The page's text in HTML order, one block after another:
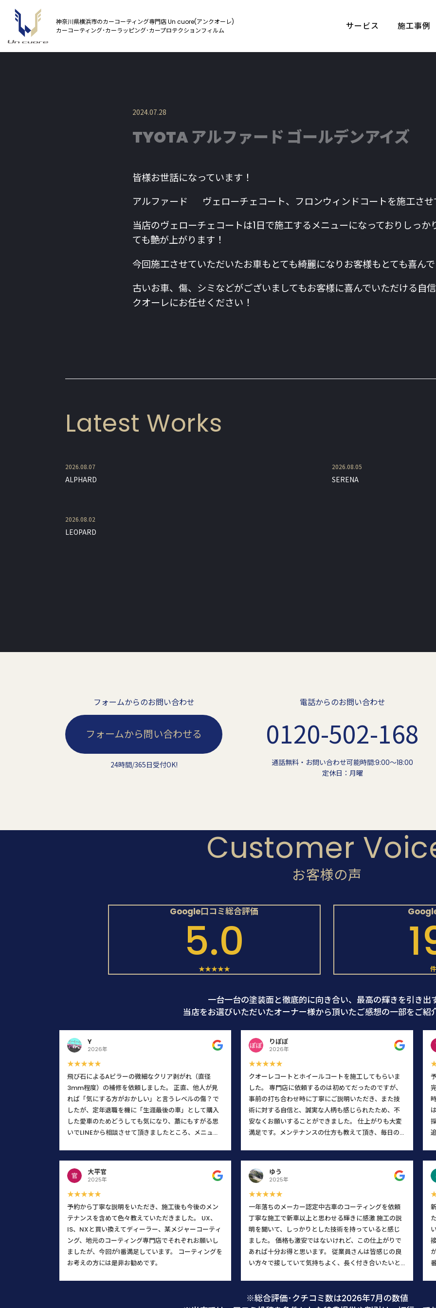
神奈川県横浜市のカーコーティング専門店 Un cuore(アンクオーレ)
カーコーティング･カーラッピング･カープロテクションフィルム
サービス 施工事例
2024.07.28
TYOTA アルファード ゴールデンアイズ
皆様お世話になっています！
アルファード ヴェローチェコート、フロンウィンドコートを施工させ
当店のヴェローチェコートは1日で施工するメニューになっておりしっか
ても艶が上がります！
今回施工させていただいたお車もとても綺麗になりお客様もとても喜ん
古いお車、傷、シミなどがございましてもお客様に喜んでいただける自
クオーレにお任せください！
Latest Works
2026.08.07
ALPHARD
2026.08.05
SERENA
2026.08.02
LEOPARD
フォームからのお問い合わせ
フォームから問い合わせる
24時間/365日受付OK!
電話からのお問い合わせ
0120-502-168
通話無料・お問い合わせ可能時間:9:00〜18:00
定休日：月曜
Customer
お客様の声
Google口コミ総合評価
5.0
★★★★★
一台一台の塗装面と徹底的に向き合い、最高の輝きを引き出
当店をお選びいただいたオーナー様から頂いたご感想の一部をご紹
Y
2026年
★★★★★
飛び石によるAピラーの微細なクリア剥がれ（直径
3mm程度）の補修を依頼しました。 正直、他人が見
れば「気にする方がおかしい」と言うレベルの傷？で
したが、定年退職を機に「生涯最後の車」として購入
した愛車のためどうしても気になり、藁にもすがる思
いでLINEから相談させて頂きましたところ、メニュー
だわっているのか」を正確に把握するために、本当に
たな」と感じた瞬間、不安な気持ちがスッと消えとて
も安心したと同時に、顧客の要望やこだわりを真摯に
ヒアリングし正確に把握することがいかに大切か、こ
の歳になって若い馬場さんから改めて学ばせて頂いた
次第です。 そして、こちらの車への愛情をしっかりと
汲み取っていただけたからこそ、仕上がりも文句な
し、100%満足のいく素晴らしい状態に仕上げてくださ
りぽぽ
2026年
★★★★★
クオーレコートとホイールコートを施工してもらいま
した。 専門店に依頼するのは初めてだったのですが、
事前の打ち合わせ時に丁寧にご説明いただき、また技
術に対する自信と、誠実な人柄も感じられたため、不
安なくお願いすることができました。 仕上がりも大変
満足です。メンテナンスの仕方も教えて頂き、毎日の
大平官
2025年
★★★★★
予約から丁寧な説明をいただき、施工後も今後のメン
テナンスを含めて色々教えていただきました。 UX、
IS、NXと買い換えてディーラー、某メジャーコーティ
ング、地元のコーティング専門店でそれぞれお願いし
ましたが、今回が1番満足しています。 コーティングを
お考えの方には是非お勧めです。
ゆう
2025年
★★★★★
一年落ちのメーカー認定中古車のコーティングを依頼
丁寧な施工で新車以上と思わせる輝きに感激 施工の説
明を聞いて、しっかりとした技術を持っていると感じ
ました。 価格も激安ではないけれど、この仕上がりで
あれば十分お得と思います。 従業員さんは皆感じの良
い方々で接していて気持ちよく、長く付き合いたいと
※総合評価･クチコミ数は2026年7月の数値